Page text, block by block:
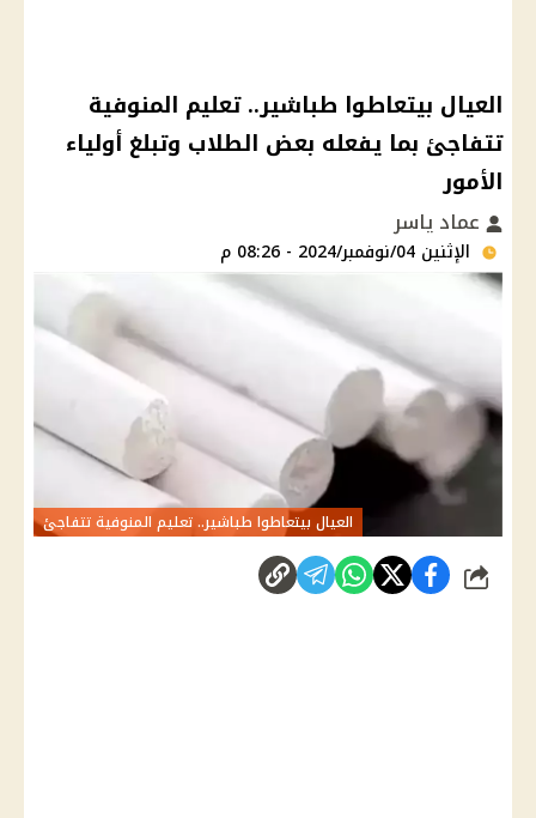
العيال بيتعاطوا طباشير.. تعليم المنوفية
تتفاجئ بما يفعله بعض الطلاب وتبلغ أولياء
الأمور
عماد ياسر
الإثنين 04/نوفمبر/2024 - 08:26 م
العيال بيتعاطوا طباشير.. تعليم المنوفية تتفاجئ
شارك